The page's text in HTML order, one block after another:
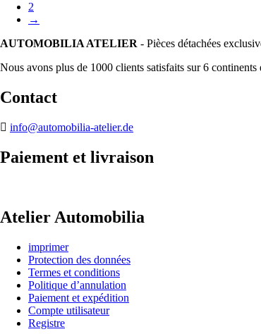
2
→
AUTOMOBILIA ATELIER - Pièces détachées
Nous avons plus de 1000 clients satisfaits sur 6
Contact
info@automobilia-atelier.de
Paiement et livraison
Atelier Automobilia
imprimer
Protection des données
Termes et conditions
Politique d’annulation
Paiement et expédition
Compte utilisateur
Registre